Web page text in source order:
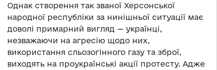
Однак створення так званої Херсонської
народної республіки за нинішньої ситуації має
доволі примарний вигляд — українці,
незважаючи на агресію щодо них,
використання сльозогінного газу та зброї,
виходять на проукраїнські акції протесту. Адже